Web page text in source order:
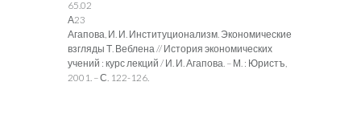
65.02
А23
Агапова, И. И. Институционализм. Экономические
взгляды Т. Веблена // История экономических
учений : курс лекций / И. И. Агапова. – М. : Юристъ,
2001. – С. 122-126.